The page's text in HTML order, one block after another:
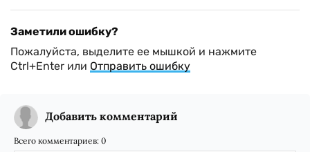
Заметили ошибку?
Пожалуйста, выделите ее мышкой и нажмите
Ctrl+Enter или Отправить ошибку
Добавить комментарий
Всего комментариев: 0